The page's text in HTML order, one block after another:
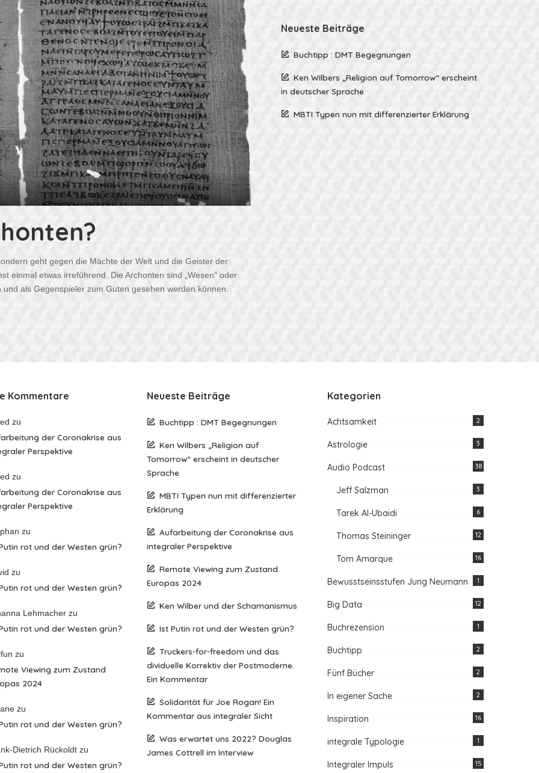
geht gegen die Mächte der Welt und die Geister der
einmal etwas irreführend. Die Archonten sind „Wesen“ oder
als Gegenspieler zum Guten gesehen werden können.
Neueste Beiträge
Buchtipp : DMT Begegnungen
Ken Wilbers „Religion auf Tomorrow“ erscheint
in deutscher Sprache
MBTI Typen nun mit differenzierter Erklärung
Kommentare
zu
der Coronakrise aus
Perspektive
zu
der Coronakrise aus
Perspektive
zu
rot und der Westen grün?
zu
rot und der Westen grün?
Lehmacher zu
rot und der Westen grün?
zu
Viewing zum Zustand
2024
zu
rot und der Westen grün?
Dietrich Rückoldt zu
rot und der Westen grün?
Neueste Beiträge
Buchtipp : DMT Begegnungen
Ken Wilbers „Religion auf
Tomorrow“ erscheint in deutscher
Sprache
MBTI Typen nun mit differenzierter
Erklärung
Aufarbeitung der Coronakrise aus
integraler Perspektive
Remote Viewing zum Zustand
Europas 2024
Ken Wilber und der Schamanismus
Ist Putin rot und der Westen grün?
Truckers-for-freedom und das
dividuelle Korrektiv der Postmoderne.
Ein Kommentar
Solidarität für Joe Rogan! Ein
Kommentar aus integraler Sicht
Was erwartet uns 2022? Douglas
James Cottrell im Interview
Kategorien
Achtsamkeit 2
Astrologie 3
Audio Podcast 38
Jeff Salzman 3
Tarek Al-Ubaidi 6
Thomas Steininger 12
Tom Amarque 16
Bewusstseinsstufen Jung Neumann 1
Big Data 12
Buchrezension 1
Buchtipp 2
Fünf Bücher 2
In eigener Sache 2
Inspiration 16
integrale Typologie 1
Integraler Impuls 15